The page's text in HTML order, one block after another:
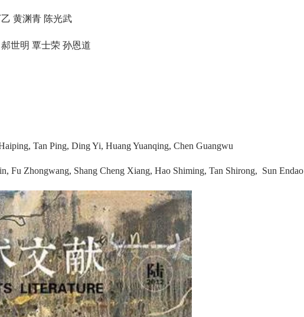
黄渊青 陈光武
世明 覃士荣 孙恩道
Tan Ping, Ding Yi, Huang Yuanqing, Chen Guangwu
Fu Zhongwang, Shang Cheng Xiang, Hao Shiming, Tan Shirong, Sun Endao